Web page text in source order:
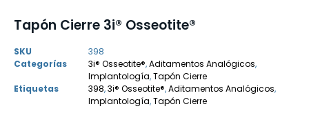
Tapón Cierre 3i® Osseotite®
SKU
398
Categorías
3i® Osseotite®,Aditamentos Analógicos,
Implantología,Tapón Cierre
Etiquetas
398,3i® Osseotite®,Aditamentos Analógicos,
Implantología,Tapón Cierre